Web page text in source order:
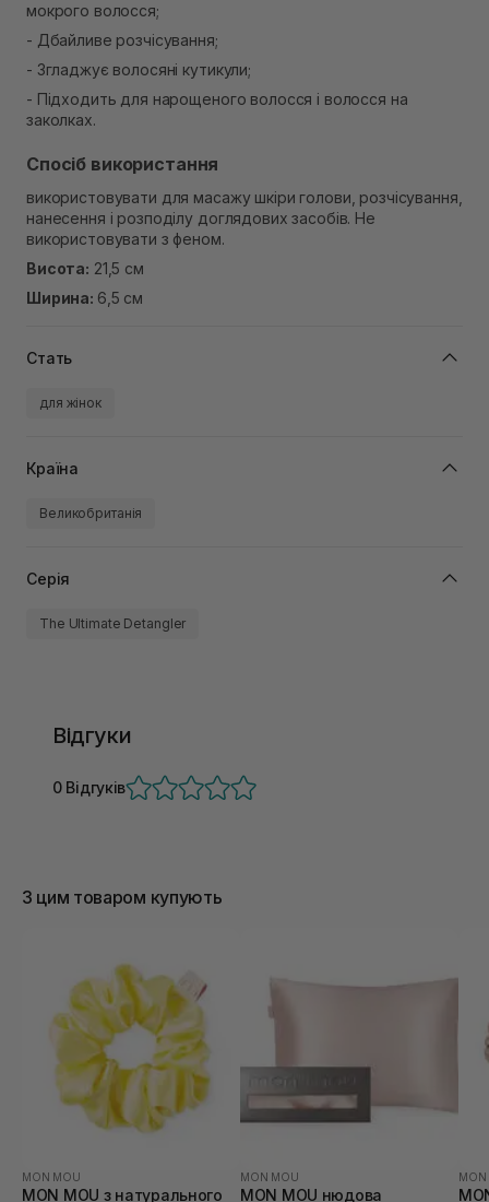
мокрого волосся;
- Дбайливе розчісування;
- Згладжує волосяні кутикули;
- Підходить для нарощеного волосся і волосся на
заколках.
Спосіб використання
використовувати для масажу шкіри голови, розчісування,
нанесення і розподілу доглядових засобів. Не
використовувати з феном.
Висота: 21,5 см
Ширина: 6,5 см
Стать
для жінок
Країна
Великобританія
Серія
The Ultimate Detangler
Відгуки
0 Відгуків
З цим товаром купують
MON MOU
MON MOU з натурального
MON MOU
MON MOU нюдова
MON